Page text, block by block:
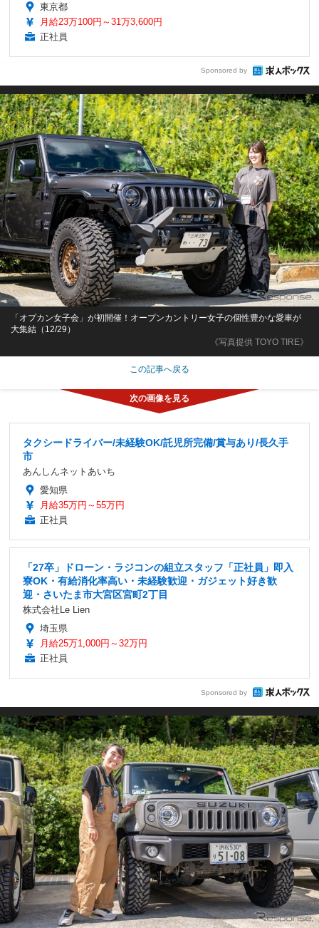
東京都
月給23万100円～31万3,600円
正社員
Sponsored by
《写真提供 TOYO TIRE》
「オプカン女子会」が初開催！オープンカントリー女子の個性豊かな愛車が
大集結（12/29）
この記事へ戻る
タクシードライバー/未経験OK/託児所完備/賞与あり/長久手
市
あんしんネットあいち
愛知県
月給35万円～55万円
正社員
「27卒」ドローン・ラジコンの組立スタッフ「正社員」即入
寮OK・有給消化率高い・未経験歓迎・ガジェット好き歓
迎・さいたま市大宮区宮町2丁目
株式会社Le Lien
埼玉県
月給25万1,000円～32万円
正社員
Sponsored by